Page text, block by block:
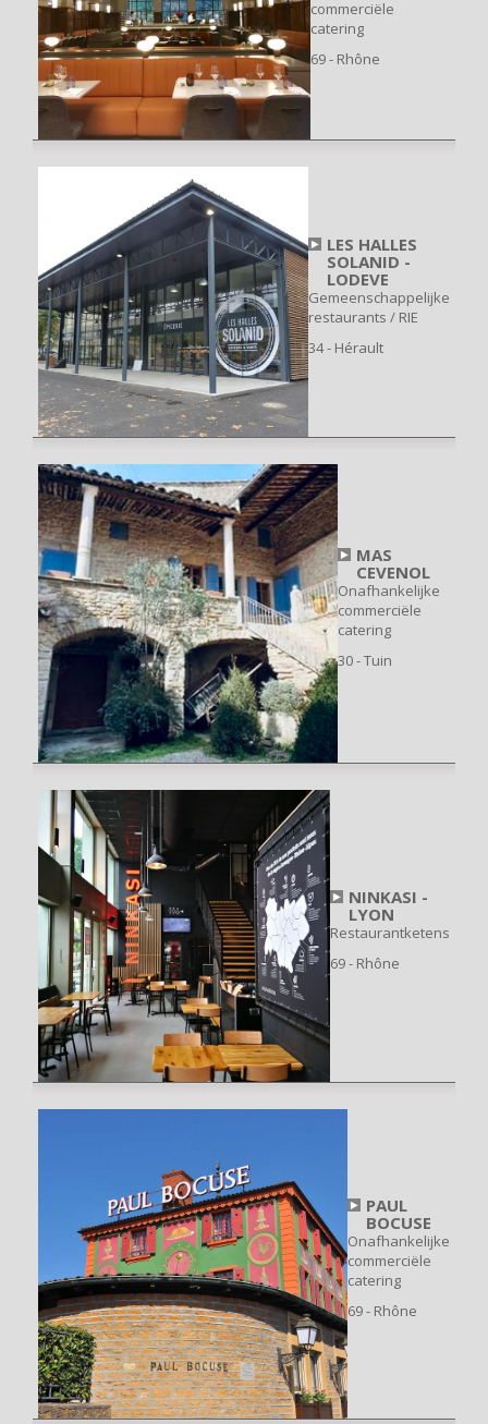
commerciële
catering
69 - Rhône
LES HALLES
SOLANID -
LODEVE
Gemeenschappelijke
restaurants / RIE
34 - Hérault
MAS
CEVENOL
Onafhankelijke
commerciële
catering
30 - Tuin
NINKASI -
LYON
Restaurantketens
69 - Rhône
PAUL
BOCUSE
Onafhankelijke
commerciële
catering
69 - Rhône